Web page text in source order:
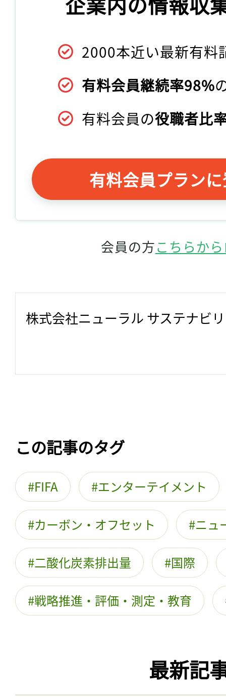
2000本近い最新有料
有料会員継続率98%
有料会員の役職者比
有料会員プラン
会員の方こちらか
株式会社ニューラル サステナビ
この記事のタグ
FIFA エンターテイメント
カーボン・オフセット ニュ
二酸化炭素排出量 国際
戦略推進・評価・測定・教育
最新記